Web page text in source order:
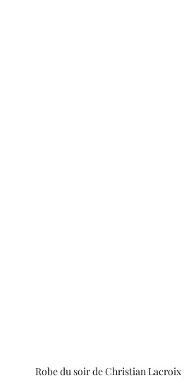
Robe du soir de Christian Lacroix